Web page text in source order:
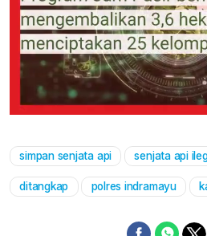
simpan senjata api senjata api
ditangkap polres indramayu